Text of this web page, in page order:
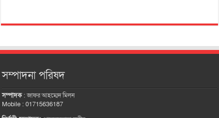
সম্পাদনা পরিষদ
সম্পাদক:জাফর আহম্মেদ মিলন
Mobile : 01715636187